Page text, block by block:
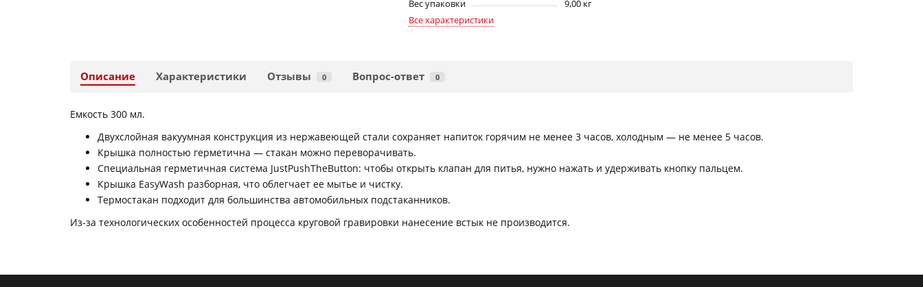
Вес упаковки
9,00 кг
Все характеристики
Описание Характеристики Отзывы 0 Вопрос-ответ 0
Емкость 300 мл.
Двухслойная вакуумная конструкция из нержавеющей стали сохраняет напиток горячим не менее 3 часов, холодным — не менее 5 часов.
Крышка полностью герметична — стакан можно переворачивать.
Специальная герметичная система JustPushTheButton: чтобы открыть клапан для питья, нужно нажать и удерживать кнопку пальцем.
Крышка EasyWash разборная, что облегчает ее мытье и чистку.
Термостакан подходит для большинства автомобильных подстаканников.
Из-за технологических особенностей процесса круговой гравировки нанесение встык не производится.